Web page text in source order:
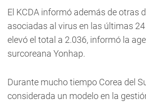
El KCDA informó además de otras
asociadas al virus en las últimas
elevó el total a 2.036, informó la
surcoreana Yonhap.
Durante mucho tiempo Corea del
considerada un modelo en la